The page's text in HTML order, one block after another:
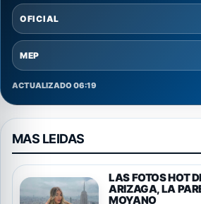
OFICIAL
MEP
ACTUALIZADO 06:19
MAS LEIDAS
LAS FOTOS HOT
ARIZAGA, LA
MOYANO